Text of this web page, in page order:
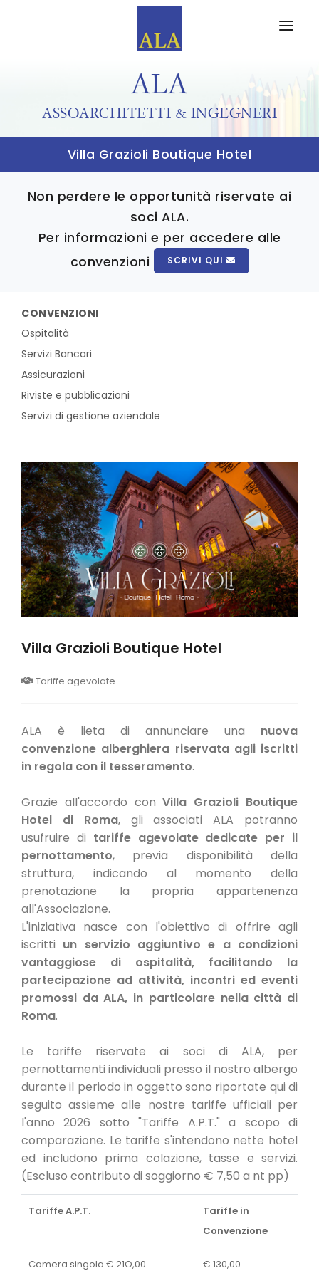
PARTNERS
EVENTI
FORMAALA FORMAZIONE
WEB MAGAZINE
EDITORIALI
RASSEGNA STAMPA
CONVENZIONI
NEWSLETTER
ALA
ASSOARCHITETTI & INGEGNERI
Villa Grazioli Boutique Hotel
Non perdere le opportunità riservate ai
soci ALA.
Per informazioni e per accedere alle
convenzioni
SCRIVI QUI
Villa Grazioli Boutique Hotel
Tariffe agevolate
ALA è lieta di annunciare una nuova
convenzione alberghiera riservata agli iscritti
in regola con il tesseramento.
Grazie all'accordo conVilla Grazioli Boutique
Hotel di Roma, gli associati ALA potranno
usufruire di tariffe agevolate dedicate per il
pernottamento, previa disponibilità della
struttura, indicando al momento della
prenotazione la propria appartenenza
all'Associazione.
L'iniziativa nasce con l'obiettivo di offrire agli
iscritti un servizio aggiuntivo e a condizioni
vantaggiose di ospitalità, facilitando la
partecipazione ad attività, incontri ed eventi
promossi da ALA, in particolare nella città di
Roma.
Le tariffe riservate ai soci di ALA, per
pernottamenti individuali presso il nostro albergo
durante il periodo in oggetto sono riportate qui di
seguito assieme alle nostre tariffe ufficiali per
l'anno 2026 sotto "Tariffe A.P.T." a scopo di
comparazione. Le tariffe s'intendono nette hotel
ed includono prima colazione, tasse e servizi.
(Escluso contributo di soggiorno € 7,50 a nt pp)
Tariffe A.P.T.
Tariffe in
Convenzione
Camera singola € 21O,00 € 130,00
CONVENZIONI
Ospitalità
Servizi Bancari
Assicurazioni
Riviste e pubblicazioni
Servizi di gestione aziendale